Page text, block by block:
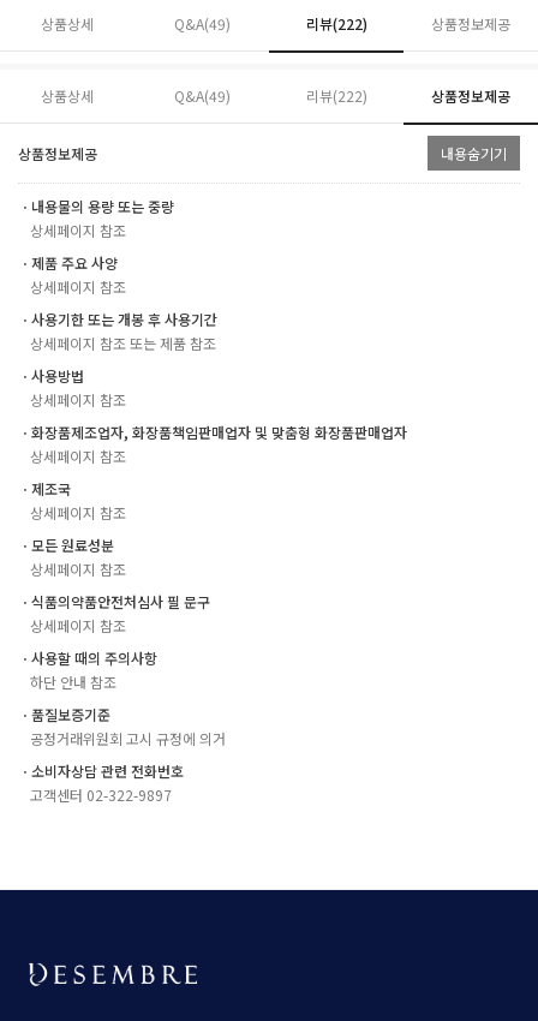
상품상세 Q&A(49) 리뷰(222) 상품정보제공
상품상세 Q&A(49) 리뷰(222) 상품정보제공
상품정보제공 내용숨기기
ㆍ내용물의 용량 또는 중량
상세페이지 참조
ㆍ제품 주요 사양
상세페이지 참조
ㆍ사용기한 또는 개봉 후 사용기간
상세페이지 참조 또는 제품 참조
ㆍ사용방법
상세페이지 참조
ㆍ화장품제조업자, 화장품책임판매업자 및 맞춤형 화장품판매업자
상세페이지 참조
ㆍ제조국
상세페이지 참조
ㆍ모든 원료성분
상세페이지 참조
ㆍ식품의약품안전처심사 필 문구
상세페이지 참조
ㆍ사용할 때의 주의사항
하단 안내 참조
ㆍ품질보증기준
공정거래위원회 고시 규정에 의거
ㆍ소비자상담 관련 전화번호
고객센터 02-322-9897